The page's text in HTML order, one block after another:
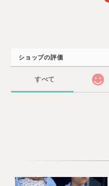
ショップの評価
すべて